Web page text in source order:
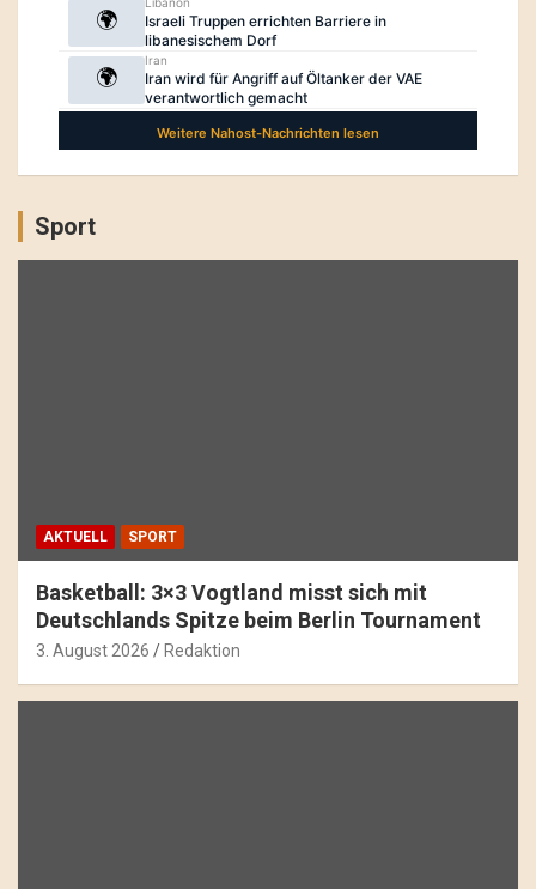
Sport
AKTUELL SPORT
Basketball: 3×3 Vogtland misst sich mit
Deutschlands Spitze beim Berlin Tournament
3. August 2026 Redaktion